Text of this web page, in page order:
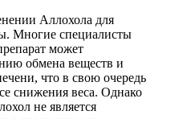
Аллохола для
Многие специалисты
может
обмена веществ и
что в свою очередь
снижения веса. Однако
не является